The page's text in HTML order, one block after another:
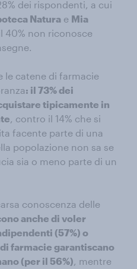
dei rispondenti, a cui
Natura e Mia
40% non riconosce
le catene di farmacie
: il 73% dei
tipicamente in
, contro il 14% che si
facente parte di una
popolazione non sa se
sia o meno parte di un
conoscenza delle
anche di voler
(57%) o
farmacie garantiscano
(per il 56%), mentre